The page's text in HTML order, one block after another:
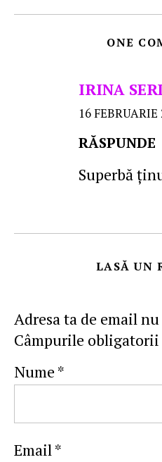
ONE
IRINA
16
RĂSPUNDE
Superbă
LASĂ UN
Adresa ta de email
Câmpurile obligatorii
Nume *
Email*